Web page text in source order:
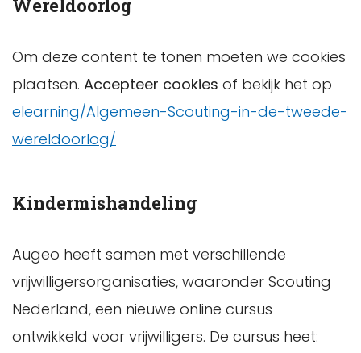
Wereldoorlog
Om deze content te tonen moeten we cookies
plaatsen. Accepteer cookies of bekijk het op
elearning/Algemeen-Scouting-in-de-tweede-
wereldoorlog/
Kindermishandeling
Augeo heeft samen met verschillende
vrijwilligersorganisaties, waaronder Scouting
Nederland, een nieuwe online cursus
ontwikkeld voor vrijwilligers. De cursus heet: